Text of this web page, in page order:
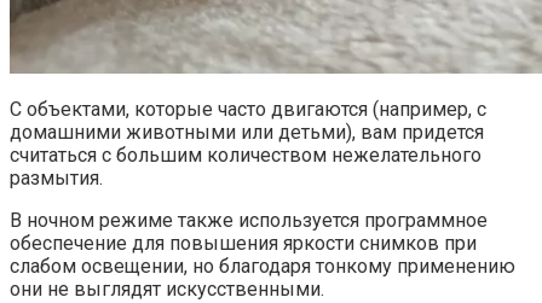
С объектами, которые часто двигаются (например, с
домашними животными или детьми), вам придется
считаться с большим количеством нежелательного
размытия.
В ночном режиме также используется программное
обеспечение для повышения яркости снимков при
слабом освещении, но благодаря тонкому применению
они не выглядят искусственными.